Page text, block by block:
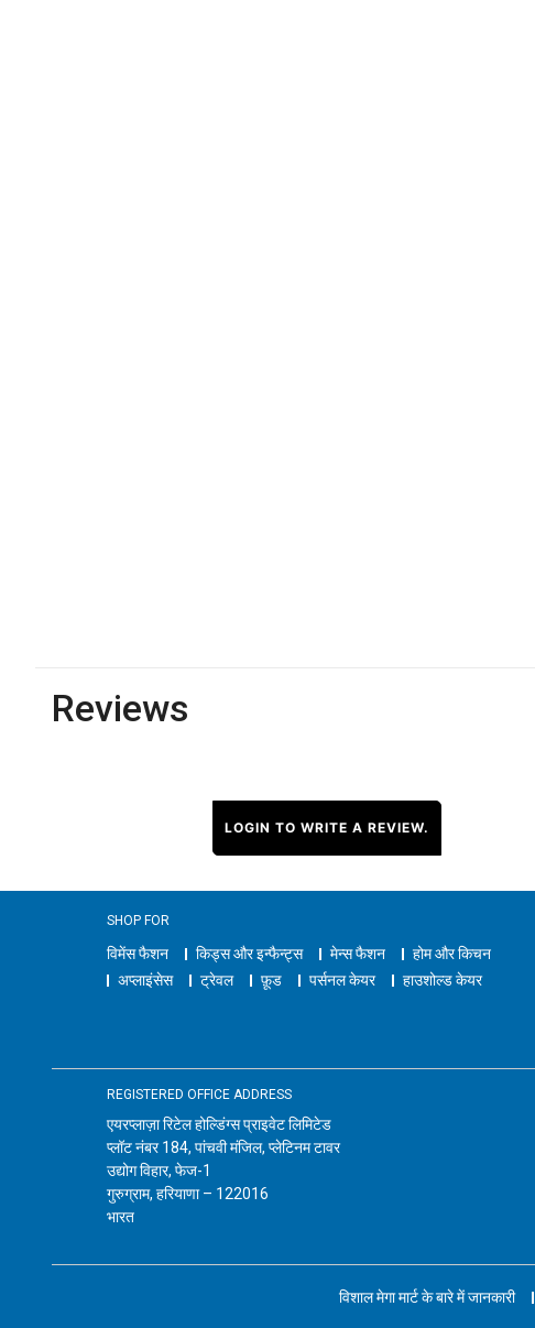
Reviews
LOGIN TO WRITE A REVIEW.
SHOP FOR
विमेंस फैशन किड्स और इन्फैन्ट्स मेन्स फैशन
होम और किचन
अप्लाइंसेस
ट्रेवल फ़ूड पर्सनल केयर हाउशोल्ड केयर
REGISTERED OFFICE ADDRESS
एयरप्लाज़ा रिटेल होल्डिंग्स प्राइवेट लिमिटेड
प्लॉट नंबर 184, पांचवी मंजिल, प्लेटिनम टावर
उद्योग विहार, फेज-1
गुरुग्राम, हरियाणा – 122016
भारत
विशाल मेगा मार्ट के बारे में जानकारी